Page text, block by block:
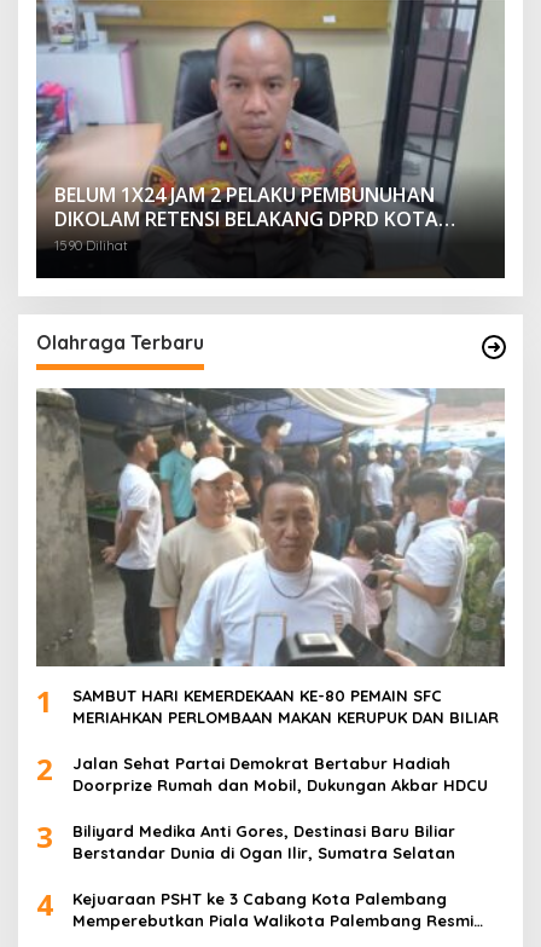
BELUM 1X24 JAM 2 PELAKU PEMBUNUHAN
DIKOLAM RETENSI BELAKANG DPRD KOTA
PALEMBANG TELAH DIRINGKUS ANGGOTA
1590 Dilihat
Olahraga Terbaru
1
SAMBUT HARI KEMERDEKAAN KE-80 PEMAIN SFC
MERIAHKAN PERLOMBAAN MAKAN KERUPUK DAN BILIAR
2
Jalan Sehat Partai Demokrat Bertabur Hadiah
Doorprize Rumah dan Mobil, Dukungan Akbar HDCU
3
Biliyard Medika Anti Gores, Destinasi Baru Biliar
Berstandar Dunia di Ogan Ilir, Sumatra Selatan
4
Kejuaraan PSHT ke 3 Cabang Kota Palembang
Memperebutkan Piala Walikota Palembang Resmi